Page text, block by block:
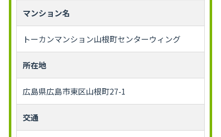
マンション名
トーカンマンション山根町センターウィング
所在地
広島県広島市東区山根町27-1
交通